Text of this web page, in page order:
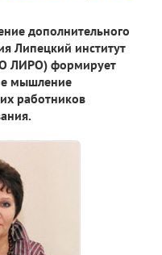
дополнительного
Липецкий институт
ЛИРО) формирует
мышление
работников